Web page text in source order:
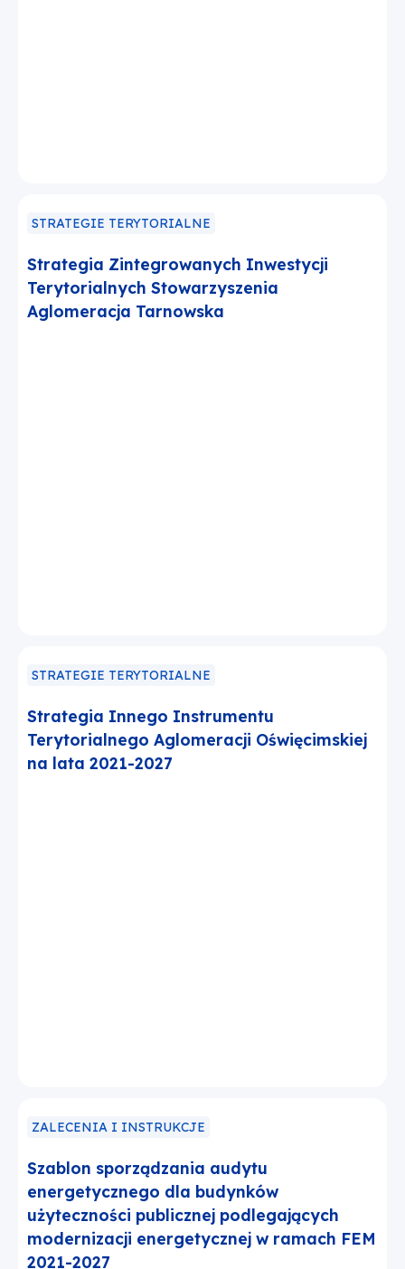
STRATEGIE TERYTORIALNE
Strategia Zintegrowanych Inwestycji
Terytorialnych Stowarzyszenia
Aglomeracja Tarnowska
STRATEGIE TERYTORIALNE
Strategia Innego Instrumentu
Terytorialnego Aglomeracji Oświęcimskiej
na lata 2021-2027
ZALECENIA I INSTRUKCJE
Szablon sporządzania audytu
energetycznego dla budynków
użyteczności publicznej podlegających
modernizacji energetycznej w ramach FEM
2021-2027